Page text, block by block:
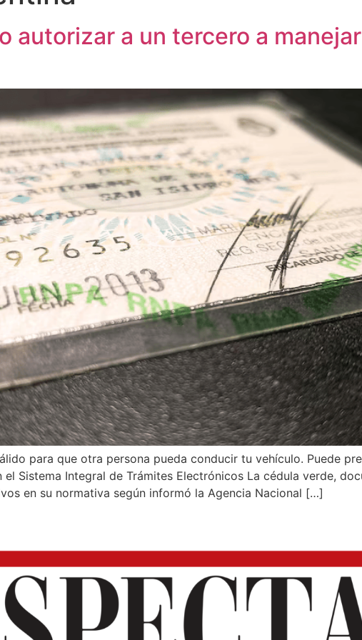
autorizar a un tercero a
para que otra persona pueda conducir tu vehículo. Puede
Sistema Integral de Trámites Electrónicos La cédula verde,
en su normativa según informó la Agencia Nacional […]